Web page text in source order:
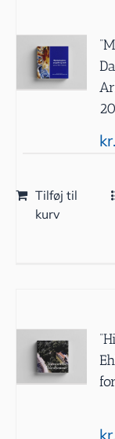
kr.
Tilføj til
kurv
kr.